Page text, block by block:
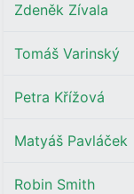
Zdeněk Zívala
Tomáš Varinský
Petra Křížová
Matyáš Pavláček
Robin Smith